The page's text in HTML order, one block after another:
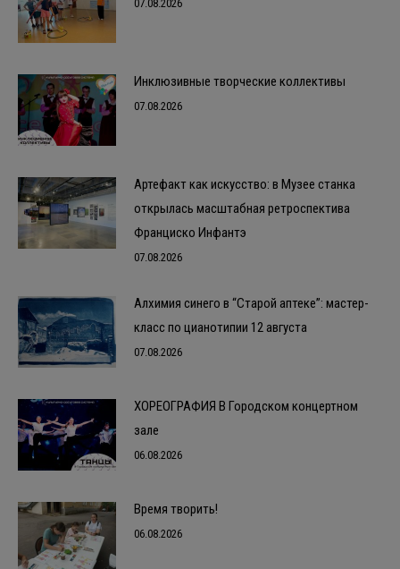
07.08.2026
Инклюзивные творческие коллективы
07.08.2026
Артефакт как искусство: в Музее станка
открылась масштабная ретроспектива
Франциско Инфантэ
07.08.2026
Алхимия синего в “Старой аптеке”: мастер-
класс по цианотипии 12 августа
07.08.2026
ХОРЕОГРАФИЯ В Городском концертном
зале
06.08.2026
Время творить!
06.08.2026